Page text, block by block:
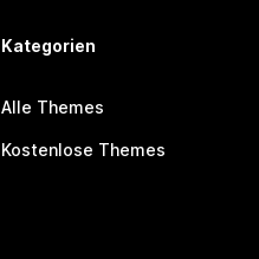
Kategorien
Alle Themes
Kostenlose Themes